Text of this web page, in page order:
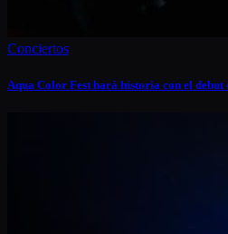
Conciertos
Aqua Color Fest hará historia con el debut